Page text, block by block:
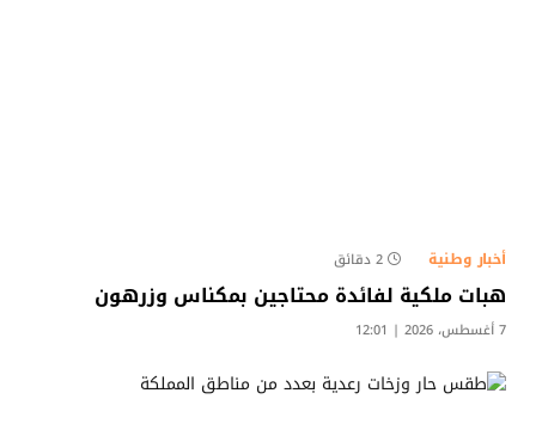
أخبار وطنية 2 دقائق
هبات ملكية لفائدة محتاجين بمكناس وزرهون
7 أغسطس، 2026 | 12:01